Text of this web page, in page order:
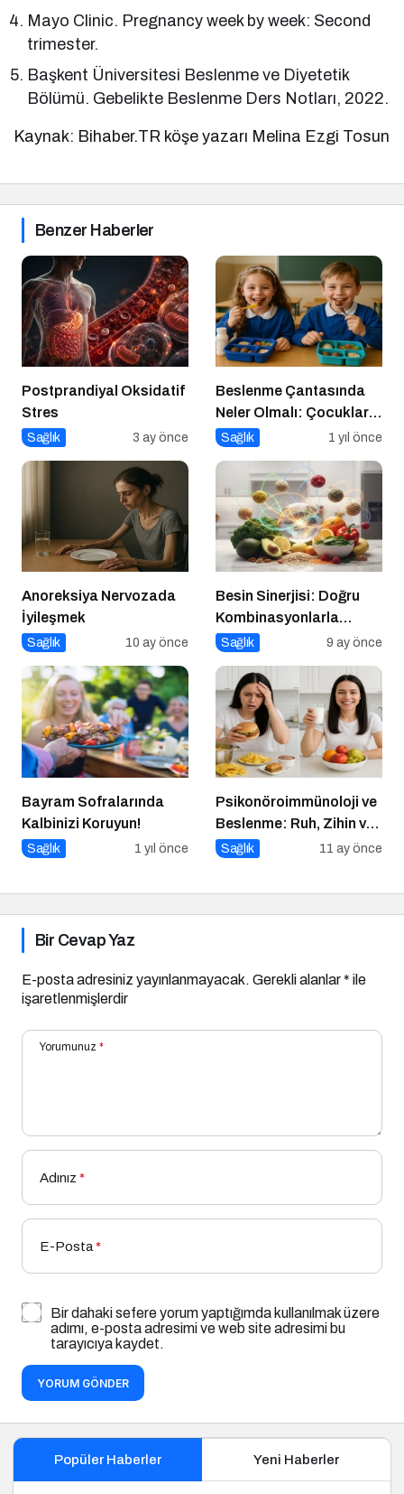
Mayo Clinic. Pregnancy week by week: Second
trimester.
Başkent Üniversitesi Beslenme ve Diyetetik
Bölümü. Gebelikte Beslenme Ders Notları, 2022.
Kaynak: Bihaber.TR köşe yazarı Melina Ezgi Tosun
Benzer Haberler
Postprandiyal Oksidatif
Stres
Sağlık 3 ay önce
Beslenme Çantasında
Neler Olmalı: Çocuklar
İçin Lezzetli ve Dengeli
Sağlık 1 yıl önce
Anoreksiya Nervozada
İyileşmek
Sağlık 10 ay önce
Besin Sinerjisi: Doğru
Kombinasyonlarla
Besinlerin Gücünü Artırın
Sağlık 9 ay önce
Bayram Sofralarında
Kalbinizi Koruyun!
Sağlık 1 yıl önce
Psikonöroimmünoloji ve
Beslenme: Ruh, Zihin ve
Bağışıklık
Sağlık 11 ay önce
Bir Cevap Yaz
E-posta adresiniz yayınlanmayacak. Gerekli alanlar* ile
işaretlenmişlerdir
Yorumunuz *
Adınız *
E-Posta*
Bir dahaki sefere yorum yaptığımda kullanılmak üzere
adımı, e-posta adresimi ve web site adresimi bu
tarayıcıya kaydet.
YORUM GÖNDER
Popüler Haberler Yeni Haberler